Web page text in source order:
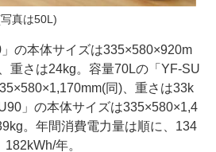
真は50L)
の本体サイズは335×580×920m
重さは24kg。容量70Lの「YF-SU
同)、重さは33k
」の本体サイズは335×580×1,4
。年間消費電力量は順に、134
年。